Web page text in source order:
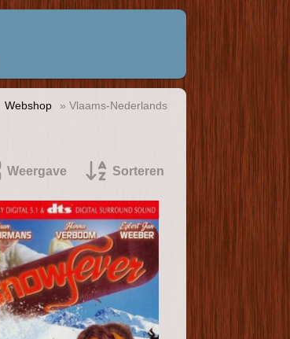
Webshop » Vlaams-Nederlands
Weergave Sorteren